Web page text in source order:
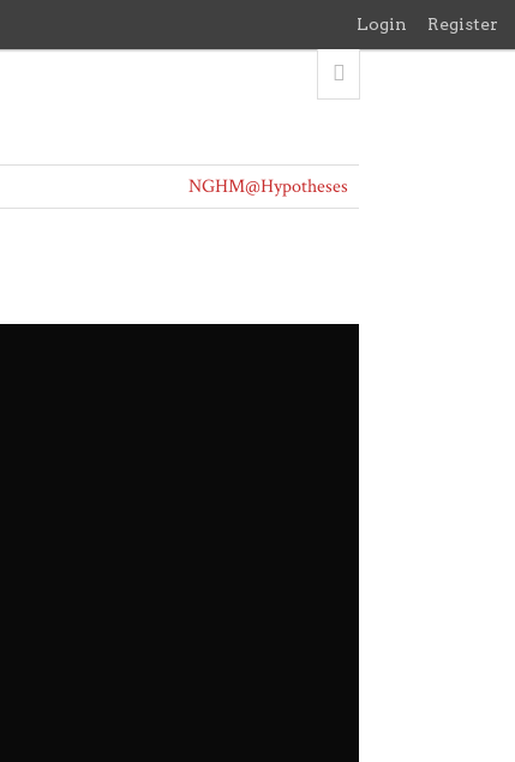
Login Register
NGHM@Hypotheses